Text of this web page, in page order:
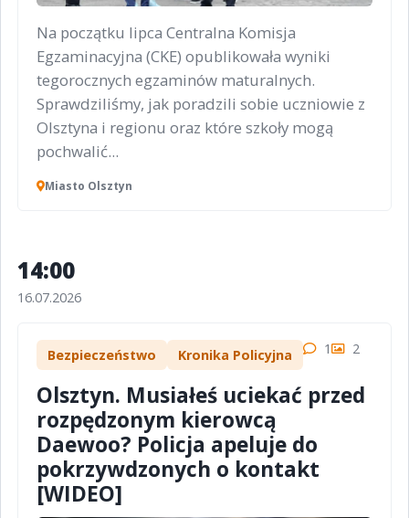
Na początku lipca Centralna Komisja
Egzaminacyjna (CKE) opublikowała wyniki
tegorocznych egzaminów maturalnych.
Sprawdziliśmy, jak poradzili sobie uczniowie z
Olsztyna i regionu oraz które szkoły mogą
pochwalić...
Miasto Olsztyn
14:00
16.07.2026
Bezpieczeństwo Kronika Policyjna 1 2
Olsztyn. Musiałeś uciekać przed
rozpędzonym kierowcą
Daewoo? Policja apeluje do
pokrzywdzonych o kontakt
[WIDEO]